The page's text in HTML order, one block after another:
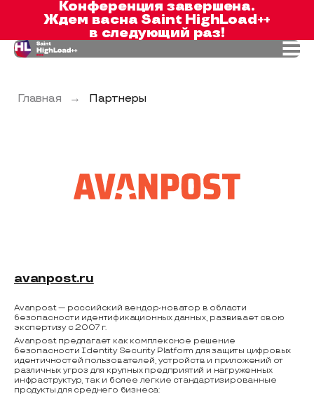
Конференция завершена.
Ждем васна Saint HighLoad++
в следующий раз!
Главная → Партнеры
avanpost.ru
Avanpost — российский вендор-новатор в области
безопасности идентификационных данных, развивает свою
экспертизу с 2007 г.
Avanpost предлагает как комплексное решение
безопасности Identity Security Platform для защиты цифровых
идентичностей пользователей, устройств и приложений от
различных угроз для крупных предприятий и нагруженных
инфраструктур, так и более легкие стандартизированные
продукты для среднего бизнеса: